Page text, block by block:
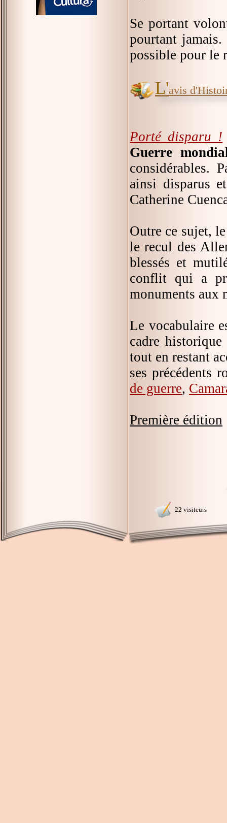
Se portant
pourtant
possible pour le
L'avis
Porté disparu !
Guerre
considérables.
ainsi disparus
Catherine
Outre ce sujet,
le recul des
blessés et
conflit qui a
monuments aux
Le vocabulaire
cadre
tout en restant
ses précédents
de guerre,
Première édition
22 visiteurs